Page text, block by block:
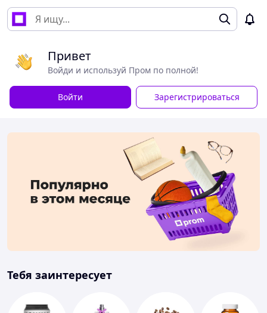
Привет
Войди и используй Пром по полной!
Войти Зарегистрироваться
Тебя заинтересует